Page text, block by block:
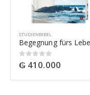
STUDIENBIBEL
0out of 5
₲ 410.000